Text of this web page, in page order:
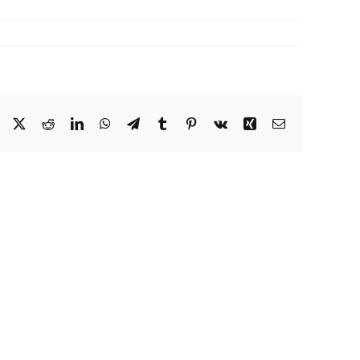
Facebook
X RedditLinkedInWhatsApp
TelegramTumblrPinterest
Vk Xing Correo